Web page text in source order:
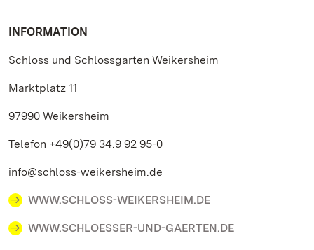
INFORMATION
Schloss und Schlossgarten Weikersheim
Marktplatz 11
97990 Weikersheim
Telefon +49(0)79 34.9 92 95-0
info@schloss-weikersheim.de
WWW.SCHLOSS-WEIKERSHEIM.DE
WWW.SCHLOESSER-UND-GAERTEN.DE